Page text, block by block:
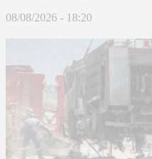
08/08/2026 - 18:20